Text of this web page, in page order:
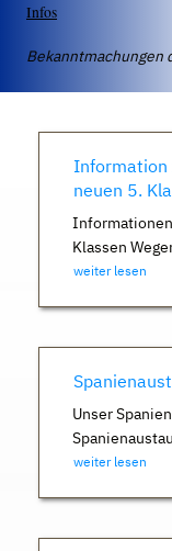
Infos
Bekanntmachungen
Information
neuen 5.
Klassen
weiter lesen
Unser
weiter lesen